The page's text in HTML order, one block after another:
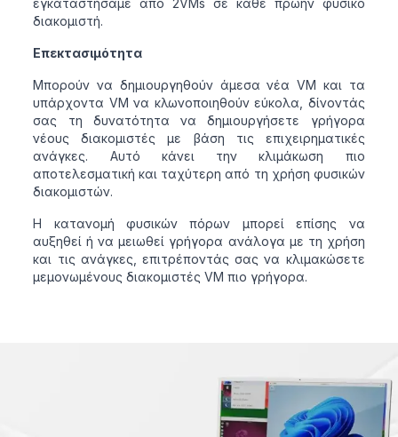
εγκαταστήσαμε από 2VMs σε κάθε πρώην φυσικό
διακομιστή.
Επεκτασιμότητα
Μπορούν να δημιουργηθούν άμεσα νέα VM και τα
υπάρχοντα VM να κλωνοποιηθούν εύκολα, δίνοντάς
σας τη δυνατότητα να δημιουργήσετε γρήγορα
νέους διακομιστές με βάση τις επιχειρηματικές
ανάγκες. Αυτό κάνει την κλιμάκωση πιο
αποτελεσματική και ταχύτερη από τη χρήση φυσικών
διακομιστών.
Η κατανομή φυσικών πόρων μπορεί επίσης να
αυξηθεί ή να μειωθεί γρήγορα ανάλογα με τη χρήση
και τις ανάγκες, επιτρέποντάς σας να κλιμακώσετε
μεμονωμένους διακομιστές VM πιο γρήγορα.